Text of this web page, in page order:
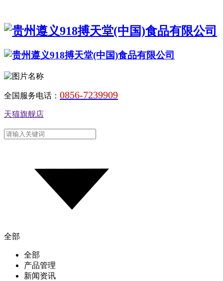
全国服务电话： 0856-7239909
天猫旗舰店
全部
全部
产品管理
新闻资讯